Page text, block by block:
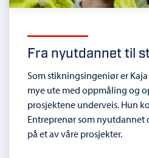
Fra nyutdannet til
Som stikningsingeniør er
mye ute med oppmåling og
prosjektene underveis. Hun
Entreprenør som nyutdannet
på et av våre prosjekter.